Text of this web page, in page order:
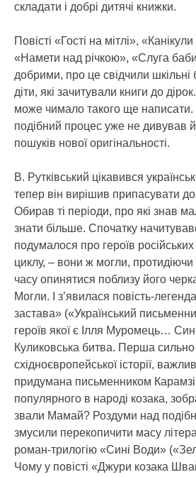
складати і добрі дитячі книжки.
Повісті «Гості на мітлі»,
«Намети над річкою», «Слуга
добрими, про це свідчили шкільні
діти, які зачитували книги до
може чимало такого ще написати.
подібний процес уже не дивував
пошуків нової оригінальності.
В. Рутківський цікавився
тепер він вирішив припасувати до
Обирав ті періоди, про які знав
знати більше. Спочатку
подумалося про героїв
циклу, – вони ж могли, протидіючи
часу опинятися поблизу його
Могли. І з’явилася повість-
застава» («Український
героїв якої є Ілля Муромець…
Куликовська битва. Перша сильно
східноєвропейської історії,
придумана письменником
популярного в народі козака,
звали Мамай? Роздуми над
змусили перекопичити масу
роман-трилогію «Сині Води»
Чому у повісті «Джури козака